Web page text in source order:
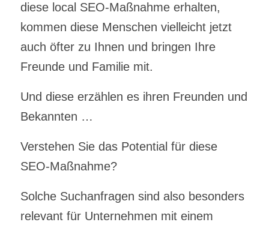
diese local SEO-Maßnahme erhalten,
kommen diese Menschen vielleicht jetzt
auch öfter zu Ihnen und bringen Ihre
Freunde und Familie mit.
Und diese erzählen es ihren Freunden und
Bekannten …
Verstehen Sie das Potential für diese
SEO-Maßnahme?
Solche Suchanfragen sind also besonders
relevant für Unternehmen mit einem